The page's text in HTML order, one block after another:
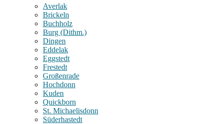
Averlak
Brickeln
Buchholz
Burg (Dithm.)
Dingen
Eddelak
Eggstedt
Frestedt
Großenrade
Hochdonn
Kuden
Quickborn
St. Michaelisdonn
Süderhastedt